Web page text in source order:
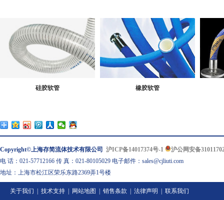
硅胶软管 橡胶软管
Copyright©上海存简流体技术有限公司 沪ICP备14017374号-1
沪公网安备
电 话：021-57712166 传 真：021-80105029 电子邮件：sales@cjliuti.com
地址：上海市松江区荣乐东路2369弄1号楼
关于我们 技术支持 网站地图 销售条款 法律声明 联系我们